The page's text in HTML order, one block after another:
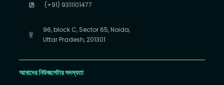
(+91) 9311101477
96, block C, Sector 65, Noida,
Uttar Pradesh, 201301
আমাদের নিউজলেটার সদস্যতা